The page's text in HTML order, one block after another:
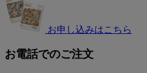
お申し込みはこちら
お電話でのご注文